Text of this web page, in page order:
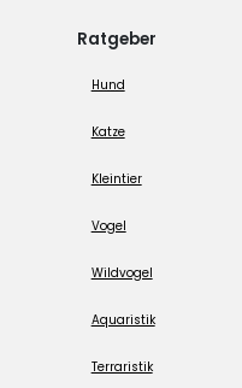
Ratgeber
Hund
Katze
Kleintier
Vogel
Wildvogel
Aquaristik
Terraristik